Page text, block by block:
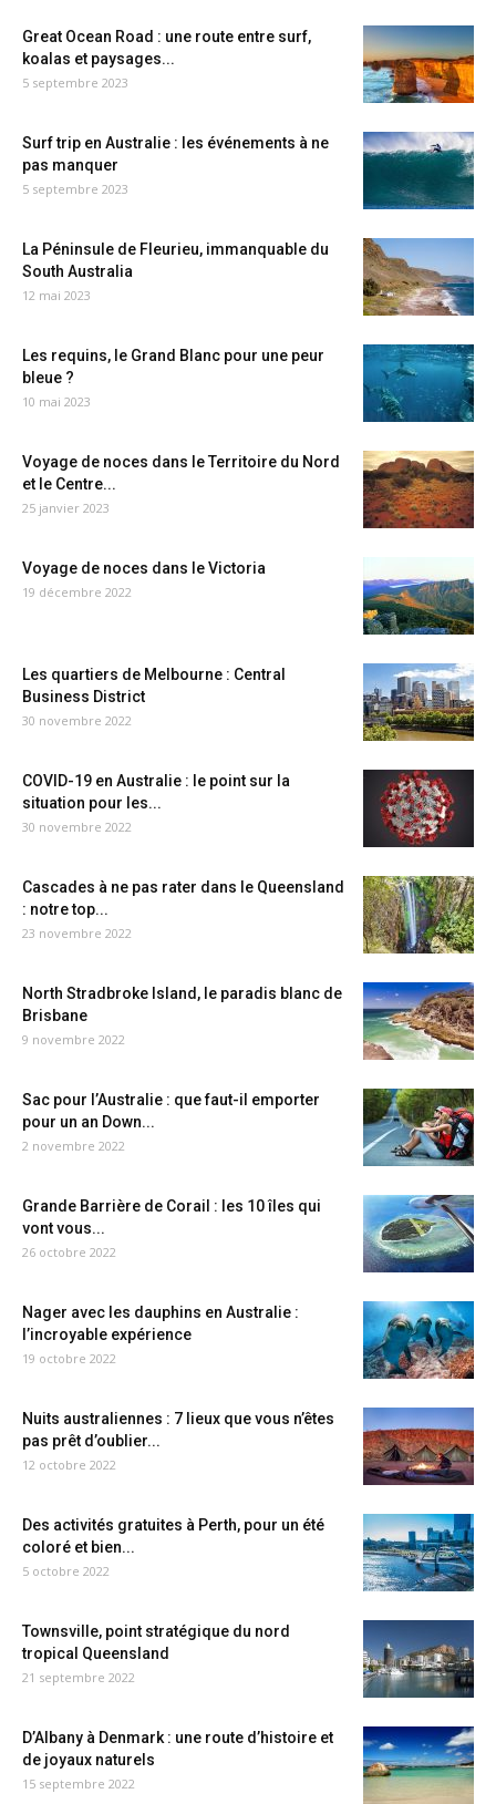
Great Ocean Road : une route entre surf,
koalas et paysages...
5 septembre 2023
Surf trip en Australie : les événements à ne
pas manquer
5 septembre 2023
La Péninsule de Fleurieu, immanquable du
South Australia
12 mai 2023
Les requins, le Grand Blanc pour une peur
bleue ?
10 mai 2023
Voyage de noces dans le Territoire du Nord
et le Centre...
25 janvier 2023
Voyage de noces dans le Victoria
19 décembre 2022
Les quartiers de Melbourne : Central
Business District
30 novembre 2022
COVID-19 en Australie : le point sur la
situation pour les...
30 novembre 2022
Cascades à ne pas rater dans le Queensland
: notre top...
23 novembre 2022
North Stradbroke Island, le paradis blanc de
Brisbane
9 novembre 2022
Sac pour l’Australie : que faut-il emporter
pour un an Down...
2 novembre 2022
Grande Barrière de Corail : les 10 îles qui
vont vous...
26 octobre 2022
Nager avec les dauphins en Australie :
l’incroyable expérience
19 octobre 2022
Nuits australiennes : 7 lieux que vous n’êtes
pas prêt d’oublier...
12 octobre 2022
Des activités gratuites à Perth, pour un été
coloré et bien...
5 octobre 2022
Townsville, point stratégique du nord
tropical Queensland
21 septembre 2022
D’Albany à Denmark : une route d’histoire et
de joyaux naturels
15 septembre 2022